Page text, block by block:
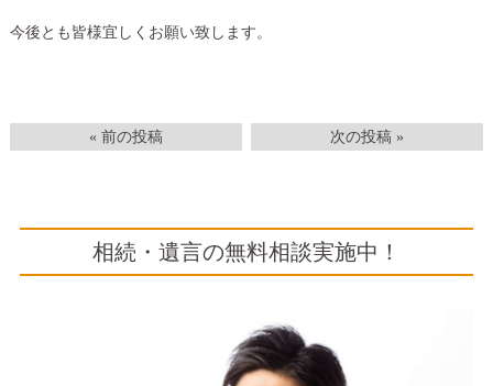
今後とも皆様宜しくお願い致します。
« 前の投稿 次の投稿 »
相続・遺言の無料相談実施中！